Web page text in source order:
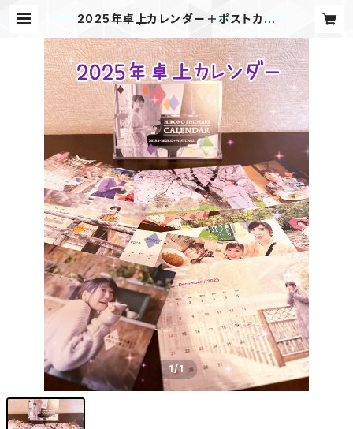
2025年卓上カレンダー＋ポストカー
1/1